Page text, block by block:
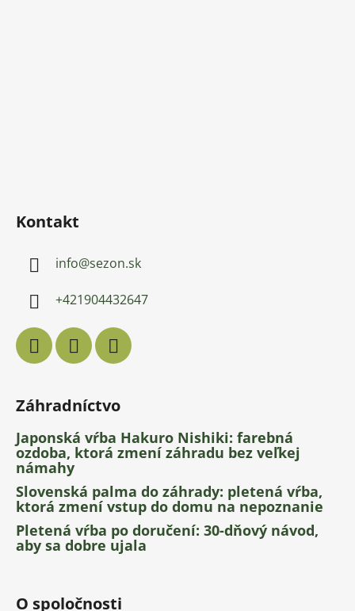
Kontakt
info@sezon.sk
+421904432647
Záhradníctvo
Japonská vŕba Hakuro Nishiki: farebná
ozdoba, ktorá zmení záhradu bez veľkej
námahy
Slovenská palma do záhrady: pletená vŕba,
ktorá zmení vstup do domu na nepoznanie
Pletená vŕba po doručení: 30-dňový návod,
aby sa dobre ujala
O spoločnosti